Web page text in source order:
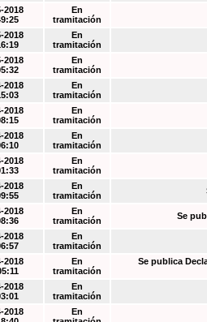
2018
En
tramitación
2018
En
tramitación
2018
En
tramitación
2018
En
tramitación
2018
En
tramitación
2018
En
tramitación
2018
En
tramitación
2018
En
tramitación
2018
En
tramitación
Se
2018
En
tramitación
2018
En
tramitación
Se publica
2018
En
tramitación
2018
En